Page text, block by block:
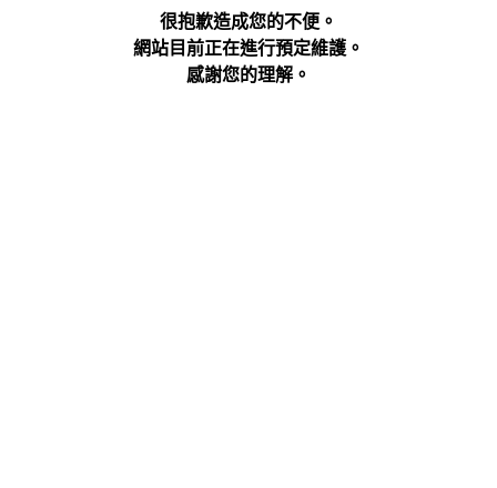
很抱歉造成您的不便。
網站目前正在進行預定維護。
感謝您的理解。